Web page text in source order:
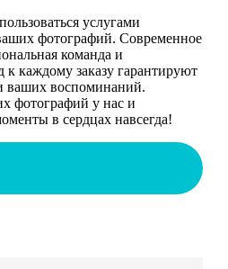
услугами
фотографий. Современное
команда и
каждому заказу гарантируют
ваших воспоминаний.
фотографий у нас и
в сердцах навсегда!